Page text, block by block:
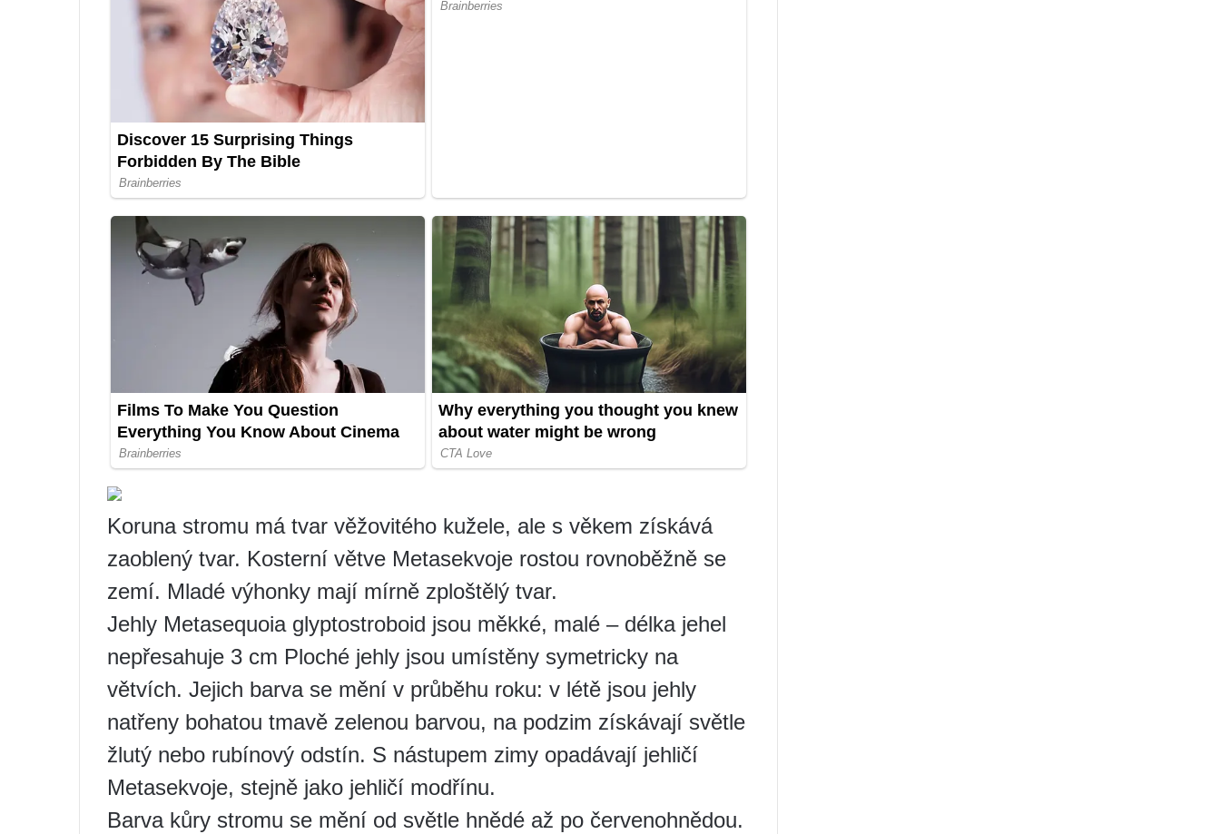
Koruna stromu má tvar věžovitého kužele, ale s věkem získává
zaoblený tvar. Kosterní větve Metasekvoje rostou rovnoběžně se
zemí. Mladé výhonky mají mírně zploštělý tvar.
Jehly Metasequoia glyptostroboid jsou měkké, malé – délka jehel
nepřesahuje 3 cm Ploché jehly jsou umístěny symetricky na
větvích. Jejich barva se mění v průběhu roku: v létě jsou jehly
natřeny bohatou tmavě zelenou barvou, na podzim získávají světle
žlutý nebo rubínový odstín. S nástupem zimy opadávají jehličí
Metasekvoje, stejně jako jehličí modřínu.
Barva kůry stromu se mění od světle hnědé až po červenohnědou.